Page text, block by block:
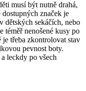
musí být nutně drahá,
značek je
dětských sekáčích, nebo
téměř nenošené kusy po
třeba zkontrolovat stav
pevnost boty.
leckdy po všech